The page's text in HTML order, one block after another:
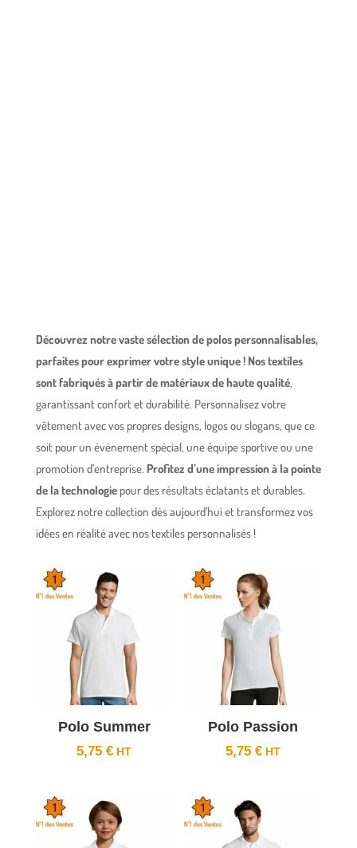
Découvrez notre vaste sélection de polos personnalisables,
parfaites pour exprimer votre style unique ! Nos textiles
sont fabriqués à partir de matériaux de haute qualité,
garantissant confort et durabilité. Personnalisez votre
vêtement avec vos propres designs, logos ou slogans, que ce
soit pour un événement spécial, une équipe sportive ou une
promotion d’entreprise. Profitez d’une impression à la pointe
de la technologiepour des résultats éclatants et durables.
Explorez notre collection dès aujourd’hui et transformez vos
idées en réalité avec nos textiles personnalisés !
Polo Summer
5,75€
Polo Passion
5,75 €